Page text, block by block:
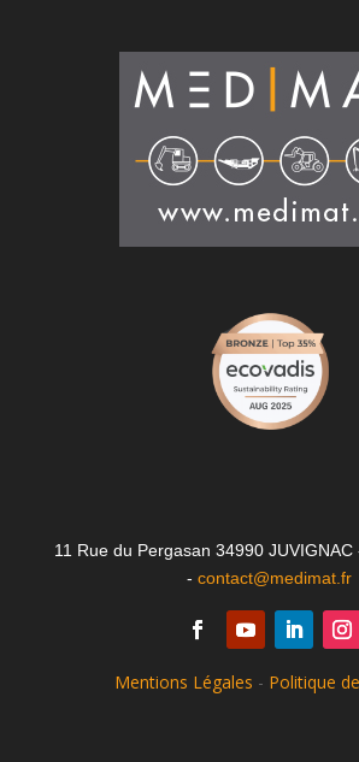
11 Rue du Pergasan 34990
-contact@medimat.fr
Mentions Légales - Politique